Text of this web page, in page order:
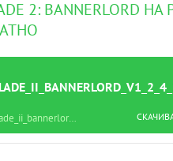
2: BANNERLORD
Название файла: mount_and_blade_ii_bannerlord_v1_2_4_27066.torrent